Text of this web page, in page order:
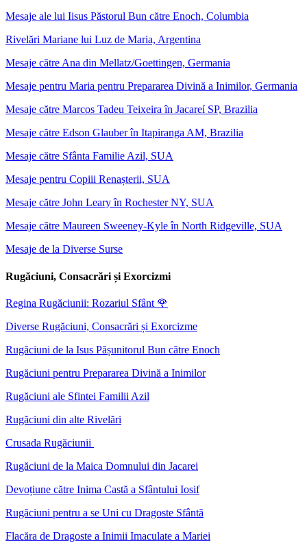
Mesaje ale lui Iisus Păstorul Bun către Enoch, Columbia
Rivelări Mariane lui Luz de Maria, Argentina
Mesaje către Ana din Mellatz/Goettingen, Germania
Mesaje pentru Maria pentru Prepararea Divină a Inimilor, Germania
Mesaje către Marcos Tadeu Teixeira în Jacareí SP, Brazilia
Mesaje către Edson Glauber în Itapiranga AM, Brazilia
Mesaje către Sfânta Familie Azil, SUA
Mesaje pentru Copiii Renașterii, SUA
Mesaje către John Leary în Rochester NY, SUA
Mesaje către Maureen Sweeney-Kyle în North Ridgeville, SUA
Mesaje de la Diverse Surse
Rugăciuni, Consacrări și Exorcizmi
Regina Rugăciunii: Rozariul Sfânt 🌹
Diverse Rugăciuni, Consacrări și Exorcizme
Rugăciuni de la Isus Pășunitorul Bun către Enoch
Rugăciuni pentru Prepararea Divină a Inimilor
Rugăciuni ale Sfintei Familii Azil
Rugăciuni din alte Rivelări
Crusada Rugăciunii
Rugăciuni de la Maica Domnului din Jacarei
Devoțiune către Inima Castă a Sfântului Iosif
Rugăciuni pentru a se Uni cu Dragoste Sfântă
Flacăra de Dragoste a Inimii Imaculate a Mariei